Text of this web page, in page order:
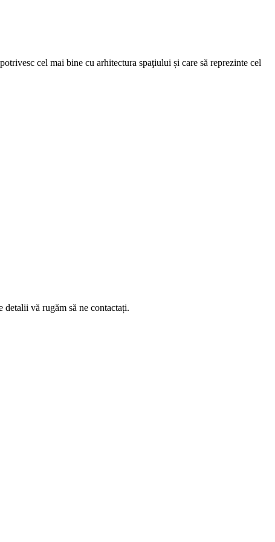
cel mai bine cu arhitectura spaţiului și care să reprezinte cel
detalii vă rugăm să ne contactați.